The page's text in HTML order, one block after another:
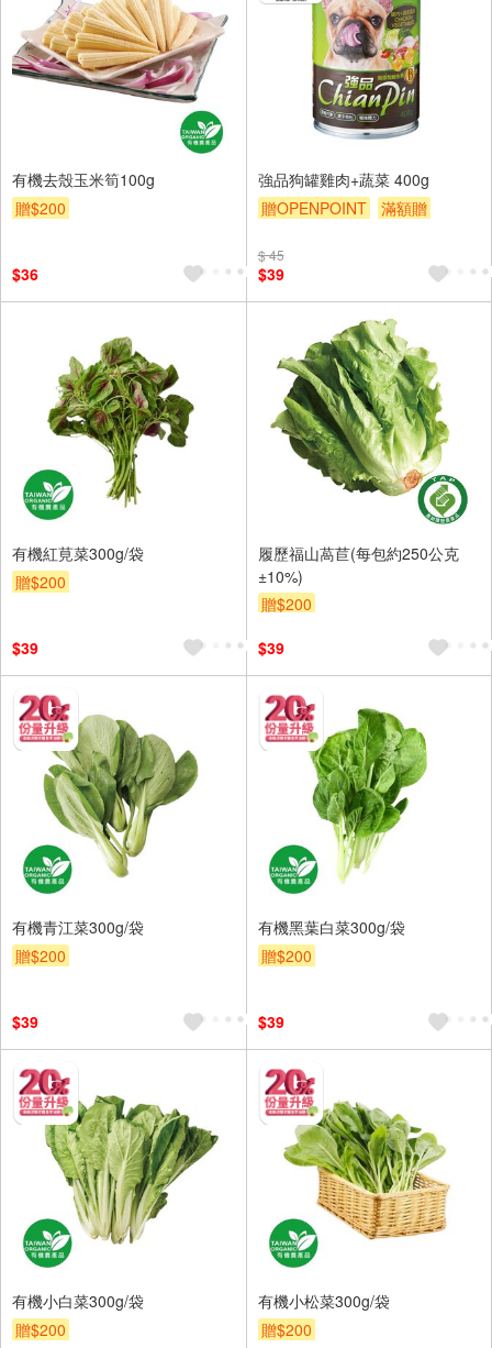
有機去殼玉米筍100g
贈$200
$36
強品狗罐雞肉+蔬菜 400g
贈OPENPOINT
滿額贈
$ 45
$39
有機紅莧菜300g/袋
贈$200
$39
履歷福山萵苣(每包約250公克
±10%)
贈$200
$39
有機青江菜300g/袋
贈$200
$39
有機黑葉白菜300g/袋
贈$200
$39
有機小白菜300g/袋
贈$200
有機小松菜300g/袋
贈$200